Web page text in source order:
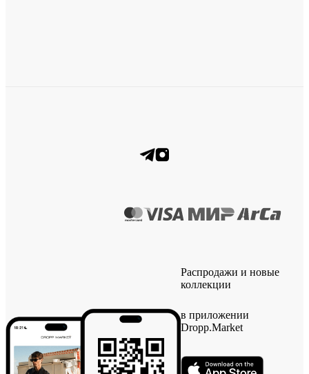
Распродажи и новые
коллекции
в приложении
Dropp.Market